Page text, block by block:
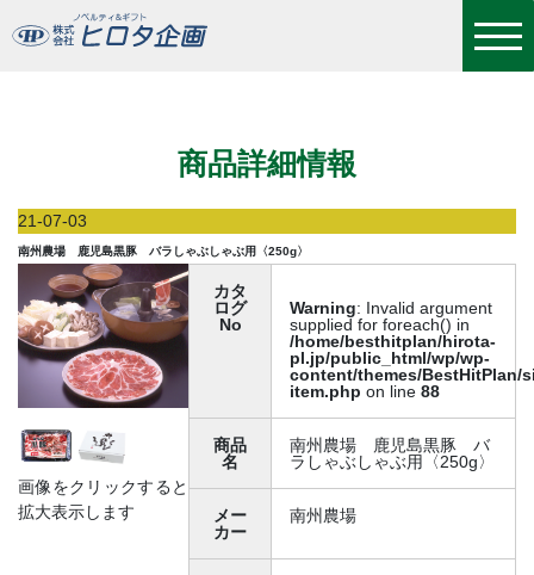
商品詳細情報
21-07-03
南州農場 鹿児島黒豚 バラしゃぶしゃぶ用〈250g〉
画像をクリックすると
拡大表示します
カタ
ログ
No
Warning: Invalid argument
supplied for foreach() in
/home/besthitplan/hirota-
pl.jp/public_html/wp/wp-
content/themes/BestHitPlan/
item.php on line88
商品
名
南州農場 鹿児島黒豚 バ
ラしゃぶしゃぶ用〈250g〉
メー
カー
南州農場